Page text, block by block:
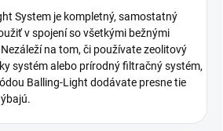
System je kompletný, samostatný
v spojení so všetkými bežnými
Nezáleží na tom, či používate zeolitový
systém alebo prírodný filtračný systém,
Balling-Light dodávate presne tie